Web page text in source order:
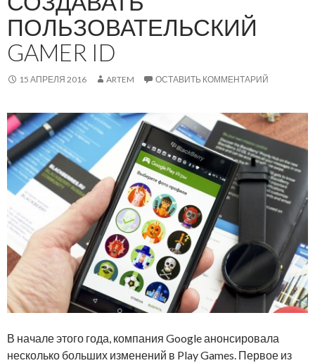
ПОЛЬЗОВАТЕЛЬСКИЙ
GAMER ID
15 АПРЕЛЯ 2016 ARTEM ОСТАВИТЬ КОММЕНТАРИЙ
В начале этого года, компания Google анонсировала
несколько больших изменений в Play Games. Первое из